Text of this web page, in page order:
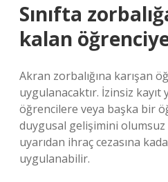
Sınıfta
kalan
Akran zorbalığına karışan
uygulanacaktır. İzinsiz kayıt
öğrencilere veya başka bir
duygusal gelişimini
uyarıdan ihraç cezasına
uygulanabilir.